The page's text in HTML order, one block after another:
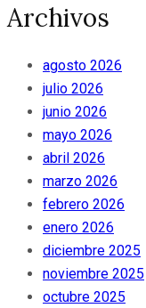
Archivos
agosto 2026
julio 2026
junio 2026
mayo 2026
abril 2026
marzo 2026
febrero 2026
enero 2026
diciembre 2025
noviembre 2025
octubre 2025